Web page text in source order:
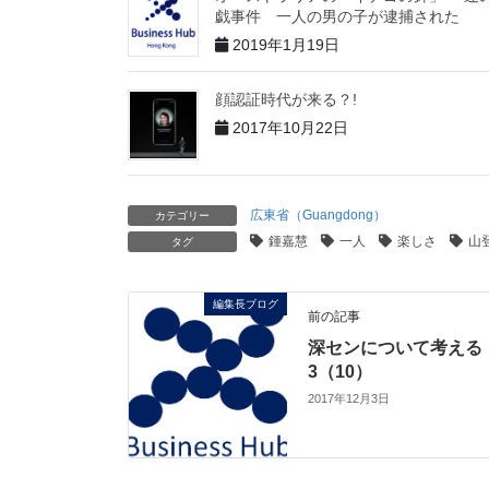
戯事件 一人の男の子が逮捕された
2019年1月19日
顔認証時代が来る？!
2017年10月22日
カテゴリー 広東省（Guangdong）
タグ 鍾嘉慧 一人 楽しさ 山
編集長ブログ
前の記事
深センについて考える
3（10）
2017年12月3日